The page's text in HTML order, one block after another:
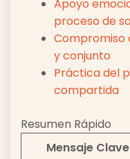
Apoyo
proceso de
Compromiso
y conjunto
Práctica del
compartida
Resumen Rápido
Mensaje Clave